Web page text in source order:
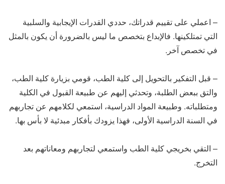
– اعملي على تقييم قدراتك، حددي القدرات الإيجابية والسلبية
التي تمتلكينها. فالإبداع بتخصص ما ليس بالضرورة أن يكون بالمثل
في تخصص آخر.
– قبل التفكير بالتحويل إلى كلية الطب، قومي بزيارة كلية الطب،
والتق ببعض الطلبة، وتحدثي إليهم عن طبيعة القبول في الكلية
ومتطلباته. وطبيعة المواد الدراسية، استمعي لكلامهم عن تجاربهم
في السنة الدراسية الأولى، فهذا يزودك بأفكار مبدئية لا بأس بها.
– التقي بخريجي كلية الطب واستمعي لتجاربهم ومعاناتهم بعد
التخرج.